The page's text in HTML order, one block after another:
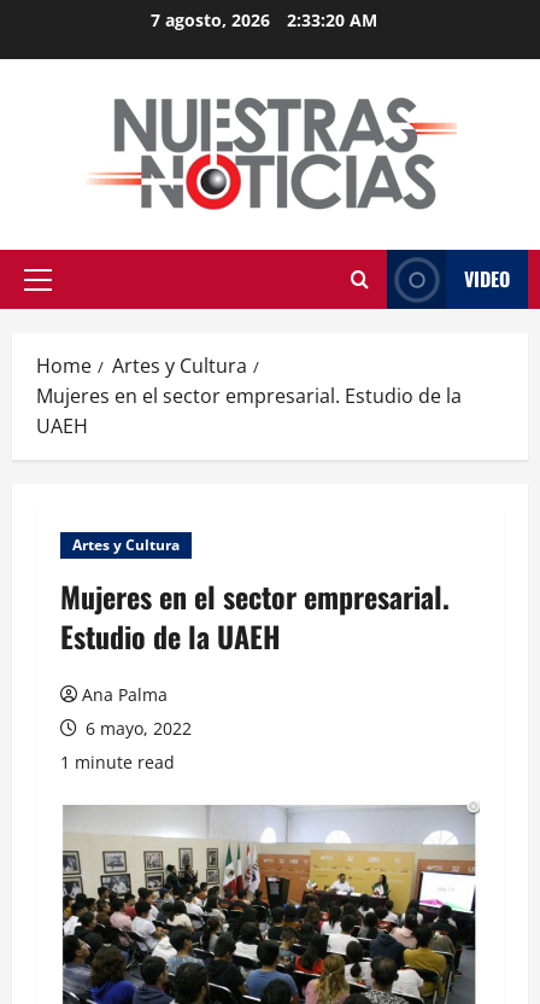
7 agosto, 2026 2:33:21 AM
Primary
VIDEO
Home
Artes y Cultura
Mujeres en el sector empresarial. Estudio de la
UAEH
Artes y Cultura
Mujeres en el sector empresarial.
Estudio de la UAEH
Ana Palma
6 mayo, 2022
1 minute read